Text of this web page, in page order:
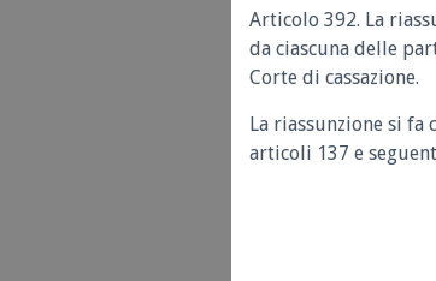
Articolo 392. La
da ciascuna delle
Corte di cassazione.
La riassunzione si fa
articoli 137 e